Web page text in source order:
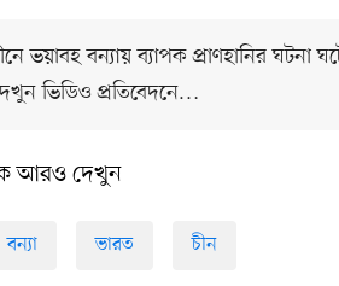
ভয়াবহ বন্যায় ব্যাপক প্রাণহানির ঘটনা
ভিডিও প্রতিবেদনে…
আরও দেখুন
বন্যা ভারত চীন